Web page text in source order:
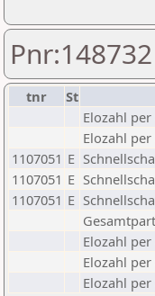
tnr St
Elozahl per
Elozahl per
1107051 E
1107051 E
1107051 E
Elozahl per
Elozahl per
Elozahl per